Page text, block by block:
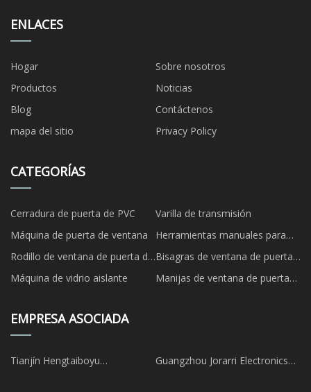
ENLACES
Hogar
Sobre nosotros
Productos
Noticias
Blog
Contáctenos
mapa del sitio
Privacy Policy
CATEGORÍAS
Cerradura de puerta de PVC
Varilla de transmisión
Máquina de puerta de ventana
Herramientas manuales para
puertas y ventanas
Rodillo de ventana de puerta de
UPVC
Bisagras de ventana de puerta
de UPVC
Máquina de vidrio aislante
Manijas de ventana de puerta
EMPRESA ASOCIADA
Tianjín Hengtaiboyu
Guangzhou Jorarri Electronics